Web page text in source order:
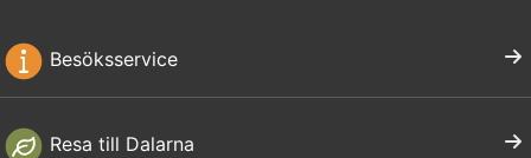
Besöksservice
Resa till Dalarna